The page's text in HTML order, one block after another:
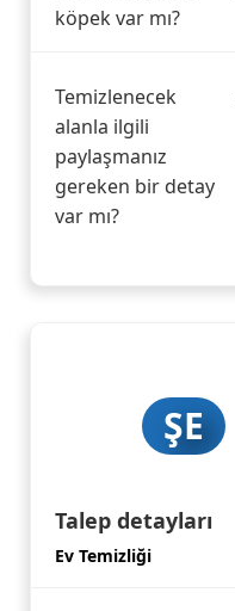
köpek var mı?
Temizlenecek
alanla ilgili
paylaşmanız
gereken bir detay
var mı?
ŞE
Talep detayları
Ev Temizliği